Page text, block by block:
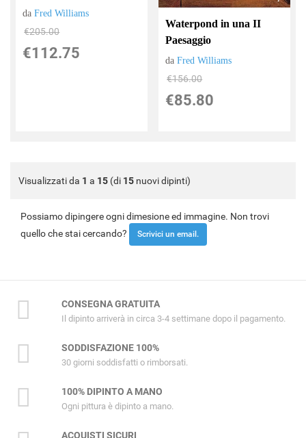
daFred Williams
€205.00
€112.75
Waterpond in una II
Paesaggio
daFred Williams
€156.00
€85.80
Visualizzati da 1 a 15 (di 15 nuovi dipinti)
Possiamo dipingere ogni dimesione ed immagine. Non trovi
quello che stai cercando?
Scrivici un email.
CONSEGNA GRATUITA
Il dipinto arriverà in circa 3-4 settimane dopo il pagamento.
SODDISFAZIONE 100%
30 giorni soddisfatti o rimborsati.
100% DIPINTO A MANO
Ogni pittura è dipinto a mano.
ACQUISTI SICURI